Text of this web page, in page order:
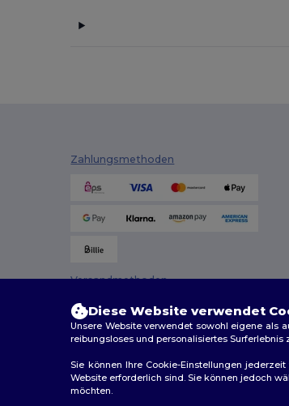
Zahlungsmethoden
Versandmethoden
Diese Website verwendet
Unsere Website verwendet sowohl eigene als
reibungsloses und personalisiertes
Sie können Ihre Cookie-Einstellungen
Website erforderlich sind. Sie können jedoch
möchten.